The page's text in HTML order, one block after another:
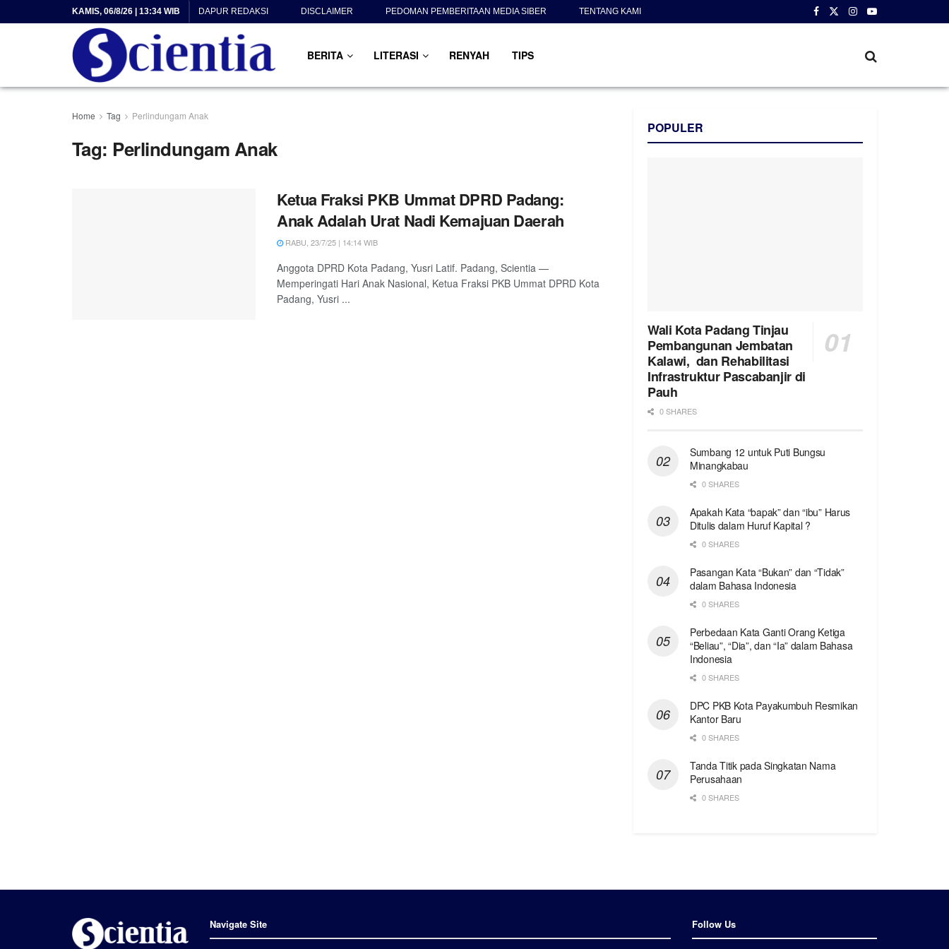
KAMIS, 06/8/26 | 13:34 WIB DAPUR REDAKSI DISCLAIMER PEDOMAN PEMBERITAAN MEDIA SIBER TENTANG KAMI
BERITA LITERASI RENYAH TIPS
Home Tag Perlindungam Anak
Tag: Perlindungam Anak
Ketua Fraksi PKB Ummat DPRD Padang:
Anak Adalah Urat Nadi Kemajuan Daerah
RABU, 23/7/25 | 14:14 WIB
Anggota DPRD Kota Padang, Yusri Latif. Padang, Scientia —
Memperingati Hari Anak Nasional, Ketua Fraksi PKB Ummat DPRD Kota
Padang, Yusri ...
POPULER
Wali Kota Padang Tinjau
Pembangunan Jembatan
Kalawi, dan Rehabilitasi
Infrastruktur Pascabanjir di
Pauh
0 SHARES
Sumbang 12 untuk Puti Bungsu
Minangkabau
0 SHARES
Apakah Kata “bapak” dan “ibu” Harus
Ditulis dalam Huruf Kapital ?
0 SHARES
Pasangan Kata “Bukan” dan “Tidak”
dalam Bahasa Indonesia
0 SHARES
Perbedaan Kata Ganti Orang Ketiga
“Beliau”, “Dia”, dan “Ia” dalam Bahasa
Indonesia
0 SHARES
DPC PKB Kota Payakumbuh Resmikan
Kantor Baru
0 SHARES
Tanda Titik pada Singkatan Nama
Perusahaan
0 SHARES
Navigate Site Follow Us